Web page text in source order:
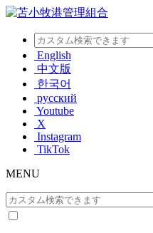
English
中文版
한국어
русский
Youtube
X
Instagram
TikTok
MENU